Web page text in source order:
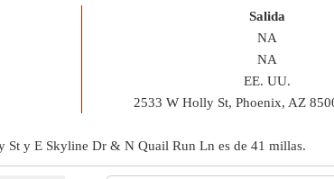
Salida
NA
NA
EE. UU.
2533 W Holly St, Phoenix, AZ
St y E Skyline Dr & N Quail Run Ln es de 41 millas.